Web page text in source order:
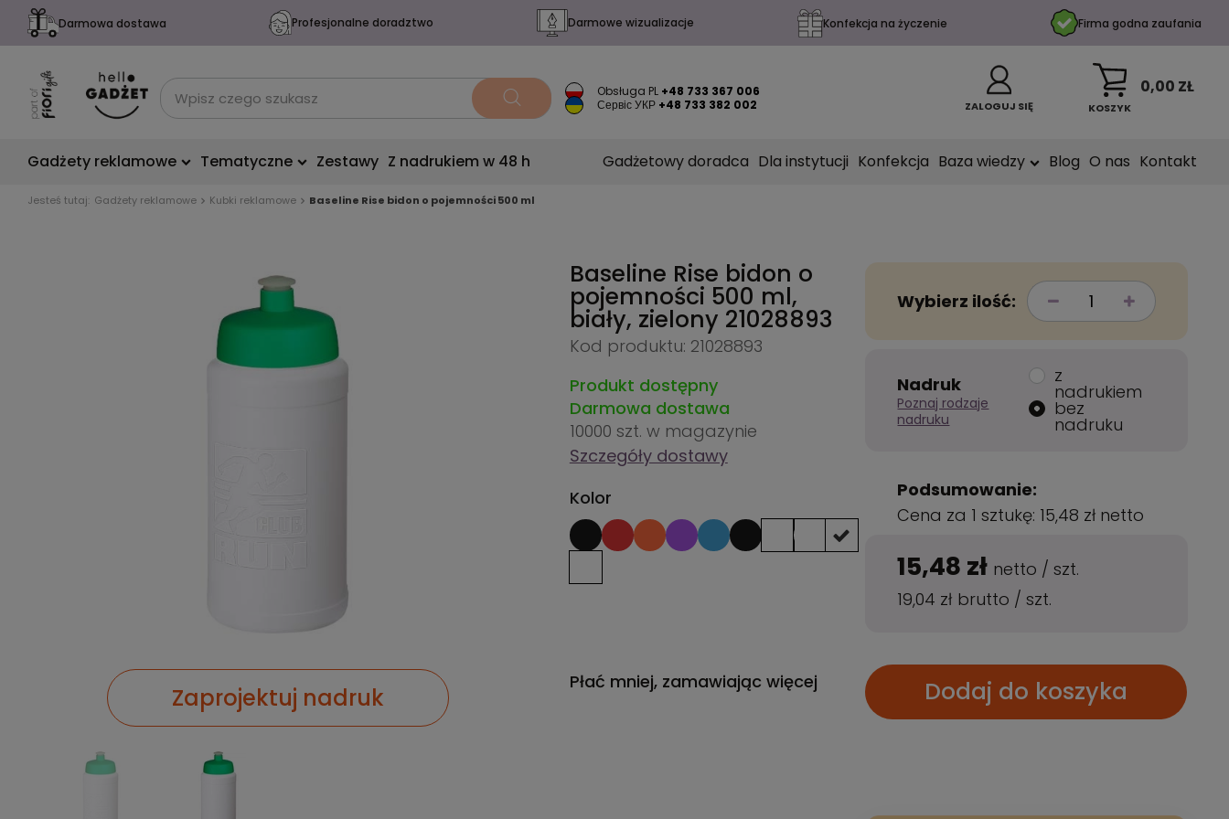
Darmowa dostawa Profesjonalne doradztwo Darmowe wizualizacje Konfekcja na życzenie Firma godna zaufania
Obsługa PL +48 733 367 006
Сервіс УКР +48 733 382 002 ZALOGUJ SIĘ KOSZYK
0,00 ZŁ
Gadżety reklamowe Tematyczne Zestawy Z nadrukiem w 48 h Gadżetowy doradca Dla instytucji Konfekcja Baza wiedzy Blog O nas Kontakt
Jesteś tutaj: Gadżety reklamowe Kubki reklamowe Baseline Rise bidon o pojemności 500 ml
Zaprojektuj nadruk
Baseline Rise bidon o
pojemności 500 ml,
biały, zielony 21028893
Kod produktu: 21028893
Produkt dostępny
Darmowa dostawa
10000 szt. w magazynie
Szczegóły dostawy
Kolor
Płać mniej, zamawiając więcej
Wybierz ilość:
Nadruk
Poznaj rodzaje
nadruku
z
nadrukiem
bez
nadruku
Podsumowanie:
Cena za 1 sztukę: 15,48 zł netto
15,48 zł netto /szt.
19,04 zł brutto /szt.
Dodaj do koszyka